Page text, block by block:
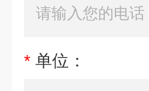
* 单位：